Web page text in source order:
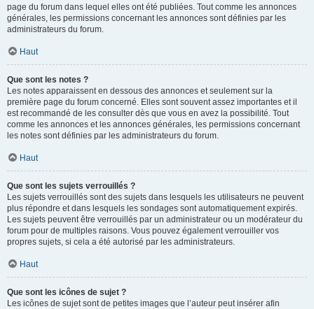
page du forum dans lequel elles ont été publiées. Tout comme les annonces
générales, les permissions concernant les annonces sont définies par les
administrateurs du forum.
Haut
Que sont les notes ?
Les notes apparaissent en dessous des annonces et seulement sur la
première page du forum concerné. Elles sont souvent assez importantes et il
est recommandé de les consulter dès que vous en avez la possibilité. Tout
comme les annonces et les annonces générales, les permissions concernant
les notes sont définies par les administrateurs du forum.
Haut
Que sont les sujets verrouillés ?
Les sujets verrouillés sont des sujets dans lesquels les utilisateurs ne peuvent
plus répondre et dans lesquels les sondages sont automatiquement expirés.
Les sujets peuvent être verrouillés par un administrateur ou un modérateur du
forum pour de multiples raisons. Vous pouvez également verrouiller vos
propres sujets, si cela a été autorisé par les administrateurs.
Haut
Que sont les icônes de sujet ?
Les icônes de sujet sont de petites images que l’auteur peut insérer afin